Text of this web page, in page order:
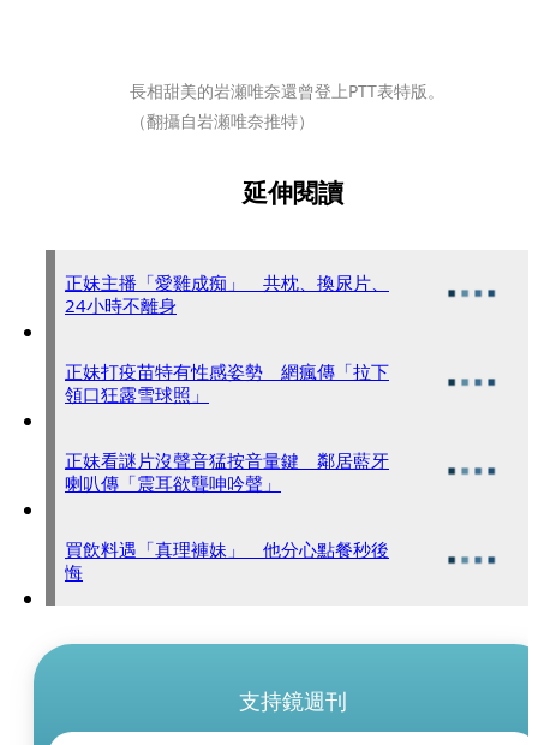
長相甜美的岩瀬唯奈還曾登上PTT表特版。
（翻攝自岩瀬唯奈推特）
延伸閱讀
正妹主播「愛雞成痴」 共枕、換尿片、
24小時不離身
正妹打疫苗特有性感姿勢 網瘋傳「拉下
領口狂露雪球照」
正妹看謎片沒聲音猛按音量鍵 鄰居藍牙
喇叭傳「震耳欲聾呻吟聲」
買飲料遇「真理褲妹」 他分心點餐秒後
悔
支持鏡週刊